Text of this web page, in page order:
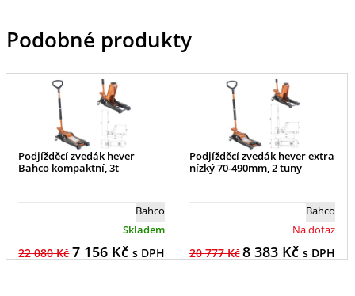
Podobné produkty
Podjížděcí zvedák hever
Bahco kompaktní, 3t
Bahco
Skladem
22 080 Kč7 156Kč s DPH
Podjížděcí zvedák hever extra
nízký 70-490mm, 2 tuny
Bahco
Na dotaz
20 777 Kč8 383Kč s DPH